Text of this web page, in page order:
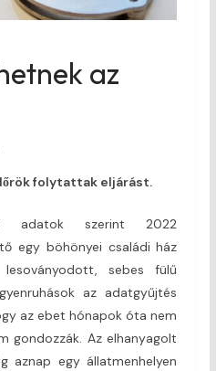
az
folytattak eljárást.
adatok szerint 2022
egy böhönyei családi ház
sebes fülű
az adatgyűjtés
az ebet hónapok óta nem
gondozzák. Az elhanyagolt
aznap egy állatmenhelyen